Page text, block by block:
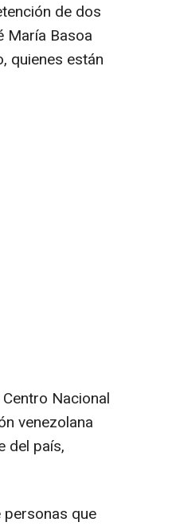
de dos
María Basoa
quienes están
Nacional
venezolana
del país,
que